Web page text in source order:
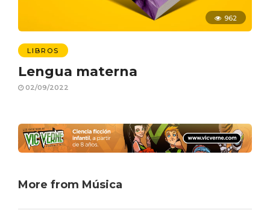
962
LIBROS
Lengua materna
02/09/2022
More from Música